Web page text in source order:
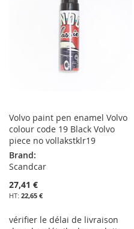
Volvo paint pen enamel Volvo
colour code 19 Black Volvo
piece no vollakstklr19
Brand:
Scandcar
27,41 €
22,65 €
vérifier le délai de livraison